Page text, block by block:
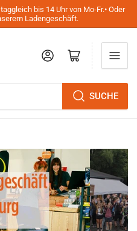
bis 14 Uhr von Mo-Fr.• Oder
Ladengeschäft.
SUCHE
AnmeldenMini-Warenkorb öffnen